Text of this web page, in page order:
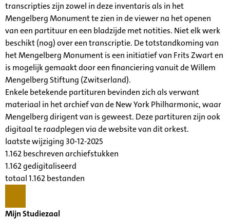
transcripties zijn zowel in deze inventaris als in het
Mengelberg Monument te zien in de viewer na het openen
van een partituur en een bladzijde met notities. Niet elk werk
beschikt (nog) over een transcriptie. De totstandkoming van
het Mengelberg Monument is een initiatief van Frits Zwart en
is mogelijk gemaakt door een financiering vanuit de Willem
Mengelberg Stiftung (Zwitserland).
Enkele betekende partituren bevinden zich als verwant
materiaal in het archief van de New York Philharmonic, waar
Mengelberg dirigent van is geweest. Deze partituren zijn ook
digitaal te raadplegen via de website van dit orkest.
laatste wijziging 30-12-2025
1.162 beschreven archiefstukken
1.162 gedigitaliseerd
totaal 1.162 bestanden
Mijn Studiezaal